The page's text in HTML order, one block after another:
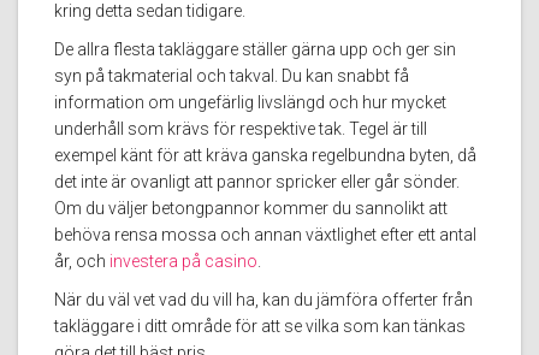
kring detta sedan tidigare.
De allra flesta takläggare ställer gärna upp och ger sin
syn på takmaterial och takval. Du kan snabbt få
information om ungefärlig livslängd och hur mycket
underhåll som krävs för respektive tak. Tegel är till
exempel känt för att kräva ganska regelbundna byten, då
det inte är ovanligt att pannor spricker eller går sönder.
Om du väljer betongpannor kommer du sannolikt att
behöva rensa mossa och annan växtlighet efter ett antal
år, och investera på casino
När du väl vet vad du vill ha, kan du jämföra offerter från
takläggare i ditt område för att se vilka som kan tänkas